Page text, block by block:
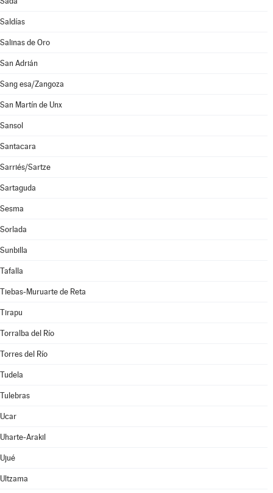
Saldías
Salinas de Oro
San Adrián
Sang esa/Zangoza
San Martín de Unx
Sansol
Santacara
Sarriés/Sartze
Sartaguda
Sesma
Sorlada
Sunbilla
Tafalla
Tiebas-Muruarte de Reta
Tirapu
Torralba del Río
Torres del Río
Tudela
Tulebras
Ucar
Uharte-Arakil
Ujué
Ultzama